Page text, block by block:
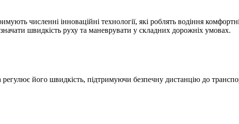
численні інноваційні технології, які роблять водіння
швидкість руху та маневрувати у складних дорожніх умовах.
регулює його швидкість, підтримуючи безпечну дистанцію до